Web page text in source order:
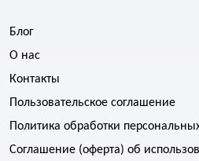
Блог
О нас
Контакты
Пользовательское соглашение
Политика обработки
Соглашение (оферта) об